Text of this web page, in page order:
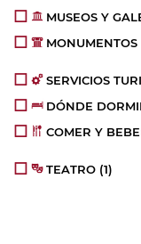
MUSEOS Y
MONUMENTOS
SERVICIOS
DÓNDE
COMER Y
TEATRO (1)